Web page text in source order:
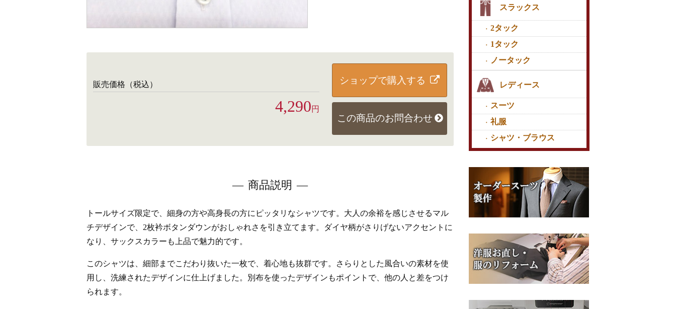
販売価格（税込）
4,290円
ショップで購入する
この商品のお問合わせ
商品説明
トールサイズ限定で、細身の方や高身長の方にピッタリなシャツです。大人の余裕を感じさせるマル
チデザインで、2枚衿ボタンダウンがおしゃれさを引き立てます。ダイヤ柄がさりげないアクセントに
なり、サックスカラーも上品で魅力的です。
このシャツは、細部までこだわり抜いた一枚で、着心地も抜群です。さらりとした風合いの素材を使
用し、洗練されたデザインに仕上げました。別布を使ったデザインもポイントで、他の人と差をつけ
られます。
スラックス
2タック
1タック
ノータック
レディース
スーツ
礼服
シャツ・ブラウス